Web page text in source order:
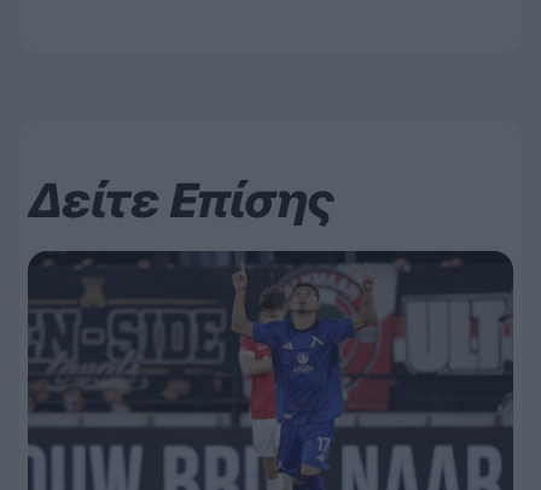
Δείτε Επίσης